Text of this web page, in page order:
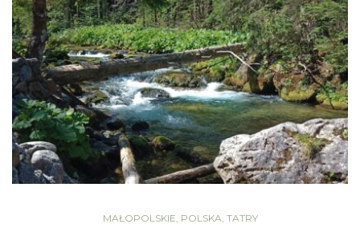
MAŁOPOLSKIE, POLSKA, TATRY